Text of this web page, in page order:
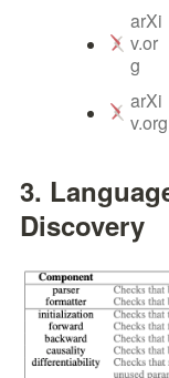
arXi
v.or
g
arXi
v.org
3.
Discovery